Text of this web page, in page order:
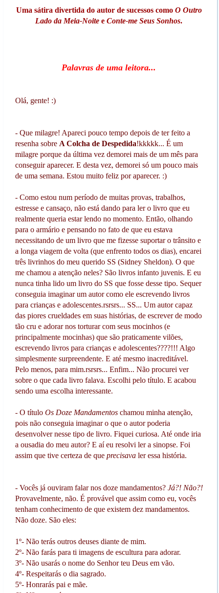
Uma sátira divertida do autor de sucessos como O Outro
Lado da Meia-Noite eConte-me Seus Sonhos.
Palavras de uma leitora...
Olá, gente! :)
- Que milagre! Apareci pouco tempo depois de ter feito a
resenha sobre A Colcha de Despedida!kkkkk... É um
milagre porque da última vez demorei mais de um mês para
conseguir aparecer. E desta vez, demorei só um pouco mais
de uma semana. Estou muito feliz por aparecer. :)
- Como estou num período de muitas provas, trabalhos,
estresse e cansaço, não está dando para ler o livro que eu
realmente queria estar lendo no momento. Então, olhando
para o armário e pensando no fato de que eu estava
necessitando de um livro que me fizesse suportar o trânsito e
a longa viagem de volta (que enfrento todos os dias), encarei
três livrinhos do meu querido SS (Sidney Sheldon). O que
me chamou a atenção neles? São livros infanto juvenis. E eu
nunca tinha lido um livro do SS que fosse desse tipo. Sequer
conseguia imaginar um autor como ele escrevendo livros
para crianças e adolescentes.rsrsrs... SS... Um autor capaz
das piores crueldades em suas histórias, de escrever de modo
tão cru e adorar nos torturar com seus mocinhos (e
principalmente mocinhas) que são praticamente vilões,
escrevendo livros para crianças e adolescentes????!!! Algo
simplesmente surpreendente. E até mesmo inacreditável.
Pelo menos, para mim.rsrsrs... Enfim... Não procurei ver
sobre o que cada livro falava. Escolhi pelo título. E acabou
sendo uma escolha interessante.
- O título Os Doze Mandamentoschamou minha atenção,
pois não conseguia imaginar o que o autor poderia
desenvolver nesse tipo de livro. Fiquei curiosa. Até onde iria
a ousadia do meu autor? E aí eu resolvi ler a sinopse. Foi
assim que tive certeza de que precisavaler essa história.
- Vocês já ouviram falar nos doze mandamentos? Já?! Não?!
Provavelmente, não. É provável que assim como eu, vocês
tenham conhecimento de que existem dez mandamentos.
Não doze. São eles:
1º- Não terás outros deuses diante de mim.
2º- Não farás para ti imagens de escultura para adorar.
3º- Não usarás o nome do Senhor teu Deus em vão.
4º- Respeitarás o dia sagrado.
5º- Honrarás pai e mãe.